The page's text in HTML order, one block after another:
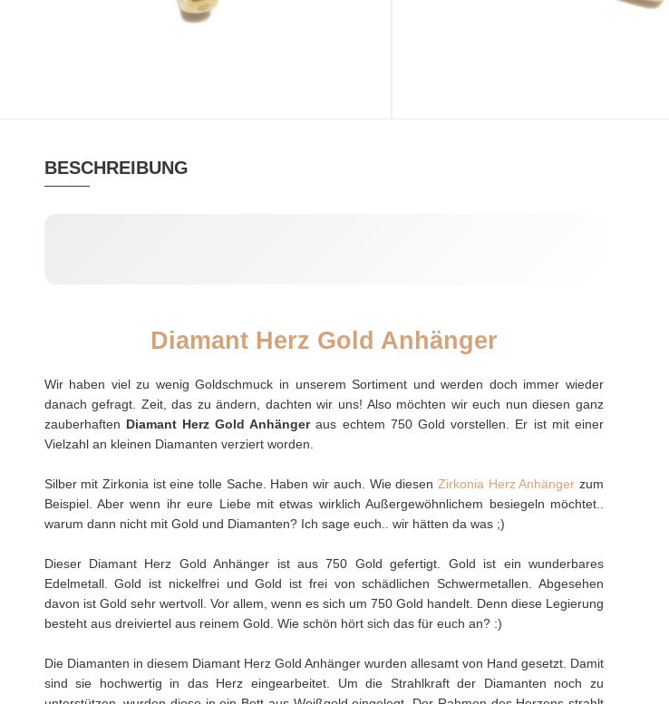
BESCHREIBUNG
Diamant Herz Gold Anhänger
Wir haben viel zu wenig Goldschmuck in unserem Sortiment und werden doch immer wieder
danach gefragt. Zeit, das zu ändern, dachten wir uns! Also möchten wir euch nun diesen ganz
zauberhaften Diamant Herz Gold Anhängeraus echtem 750 Gold vorstellen. Er ist mit einer
Vielzahl an kleinen Diamanten verziert worden.
Silber mit Zirkonia ist eine tolle Sache. Haben wir auch. Wie diesen Zirkonia Herz Anhänger zum
Beispiel. Aber wenn ihr eure Liebe mit etwas wirklich Außergewöhnlichem besiegeln möchtet..
warum dann nicht mit Gold und Diamanten? Ich sage euch.. wir hätten da was ;)
Dieser Diamant Herz Gold Anhänger ist aus 750 Gold gefertigt. Gold ist ein wunderbares
Edelmetall. Gold ist nickelfrei und Gold ist frei von schädlichen Schwermetallen. Abgesehen
davon ist Gold sehr wertvoll. Vor allem, wenn es sich um 750 Gold handelt. Denn diese Legierung
besteht aus dreiviertel aus reinem Gold. Wie schön hört sich das für euch an? :)
Die Diamanten in diesem Diamant Herz Gold Anhänger wurden allesamt von Hand gesetzt. Damit
sind sie hochwertig in das Herz eingearbeitet. Um die Strahlkraft der Diamanten noch zu